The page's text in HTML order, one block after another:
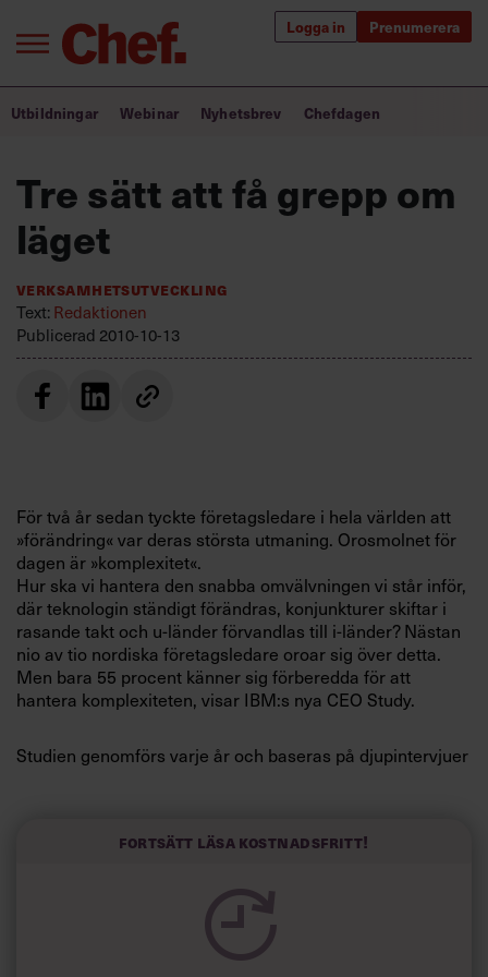
Logga in Prenumerera
Annonsera
Villkor och policy för
personuppgiftsbehandling
Sök
efter:
Bra ledare förändrar världen
Utbildning för ledare
Chefakademin+
Populära utbildningar
Utbildningar Webinar Nyhetsbrev Chefdagen
Tre sätt att få grepp om
läget
Verksamhetsutveckling
Text: Redaktionen
Publicerad 2010-10-13
För två år sedan tyckte företagsledare i hela världen att
»förändring« var deras största utmaning. Orosmolnet för
dagen är »komplexitet«.
Hur ska vi hantera den snabba omvälvningen vi står inför,
där teknologin ständigt förändras, konjunkturer skiftar i
rasande takt och u-länder förvandlas till i-länder? Nästan
nio av tio nordiska företagsledare oroar sig över detta.
Men bara 55 procent känner sig förberedda för att
hantera komplexiteten, visar IBM:s nya CEO Study.
Studien genomförs varje år och baseras på djupintervjuer
1. Bejaka kreativt ledarskap
De framgångsrika företagen har valt kreativitet som den
Fortsätt läsa kostnadsfritt!